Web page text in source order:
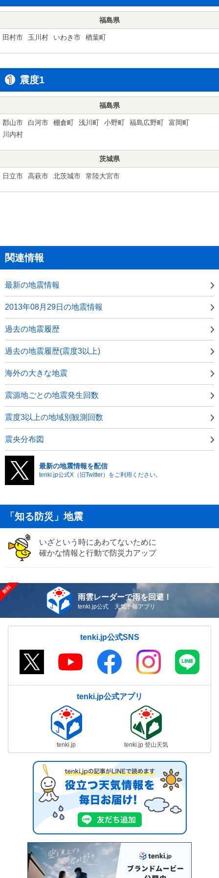
福島県
田村市 玉川村 いわき市 楢葉町
震度1
福島県
郡山市 白河市 棚倉町 浅川町 小野町 福島広野町
富岡町
川内村
茨城県
日立市 高萩市 北茨城市 常陸大宮市
関連情報
最新の地震情報
2013年08月29日の地震情報
過去の地震履歴
過去の地震履歴(震度3以上)
海外の大きな地震
震源地ごとの地震発生回数
震度3以上の地域別観測回数
震央分布図
最新の地震情報を配信
tenki.jp公式X（旧Twitter）をご利用ください。
「知る防災」地震
いざという時にあわてないために
確かな情報と行動で防災力アップ
雨雲レーダーで雨を回避！
tenki.jp公式 天気予報アプリ
tenki.jp公式SNS
tenki.jp公式アプリ
tenki.jp tenki.jp 登山天気